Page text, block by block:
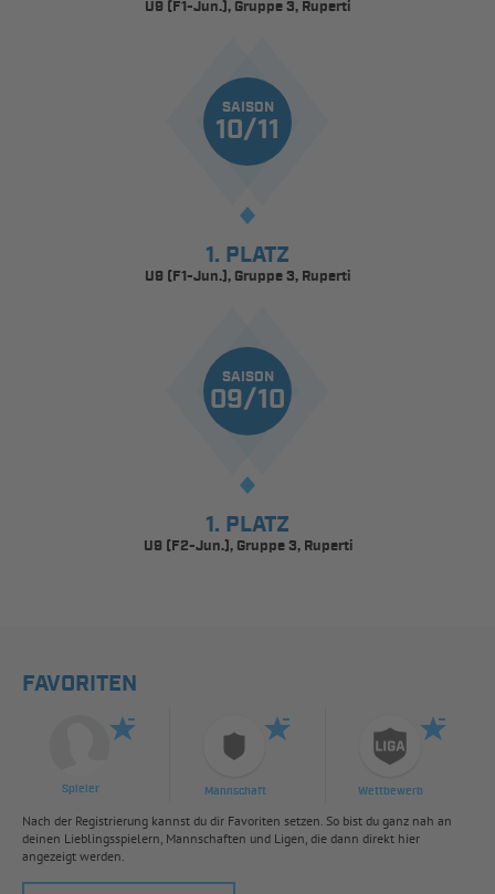
U9 (F1-Jun.), Gruppe 3, Ruperti
SAISON
10/11
1. PLATZ
U9 (F1-Jun.), Gruppe 3, Ruperti
SAISON
09/10
1. PLATZ
U9 (F2-Jun.), Gruppe 3, Ruperti
FAVORITEN
Spieler Mannschaft Wettbewerb
Nach der Registrierung kannst du dir Favoriten setzen. So bist du ganz nah an
deinen Lieblingsspielern, Mannschaften und Ligen, die dann direkt hier
angezeigt werden.